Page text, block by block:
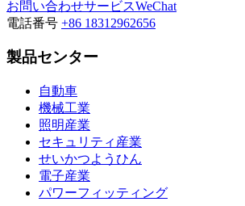
お問い合わせサービスWeChat
電話番号 +86 18312962656
製品センター
自動車
機械工業
照明産業
セキュリティ産業
せいかつようひん
電子産業
パワーフィッティング